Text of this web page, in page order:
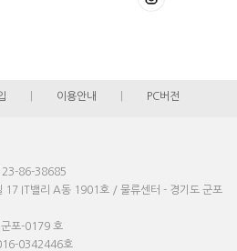
이용안내 PC버전
86-38685
17 IT밸리 A동 1901호 / 물류센터 - 경기도 군포
포-0179 호
0342446호